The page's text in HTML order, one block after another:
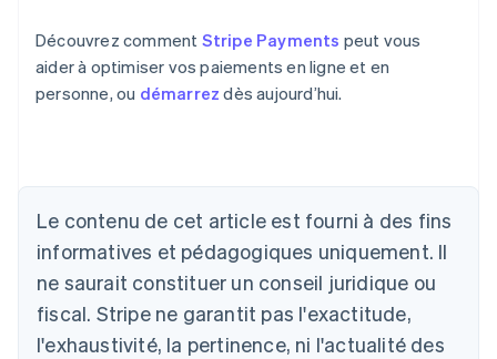
Découvrez comment Stripe Payments peut vous
aider à optimiser vos paiements en ligne et en
personne, ou démarrez dès aujourd’hui.
Le contenu de cet article est fourni à des fins
informatives et pédagogiques uniquement. Il
ne saurait constituer un conseil juridique ou
fiscal. Stripe ne garantit pas l'exactitude,
l'exhaustivité, la pertinence, ni l'actualité des
DeutschEnglish
English
Autriche
Deutsch English
Belgique
NederlandsFrançaisDeutschEnglish